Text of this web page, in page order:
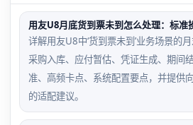
用友U8月底货到票未到怎么处理：标准
详解用友U8中‘货到票未到’业务场景的
采购入库、应付暂估、凭证生成、期间
准、高频卡点、系统配置要点，并提供
的适配建议。